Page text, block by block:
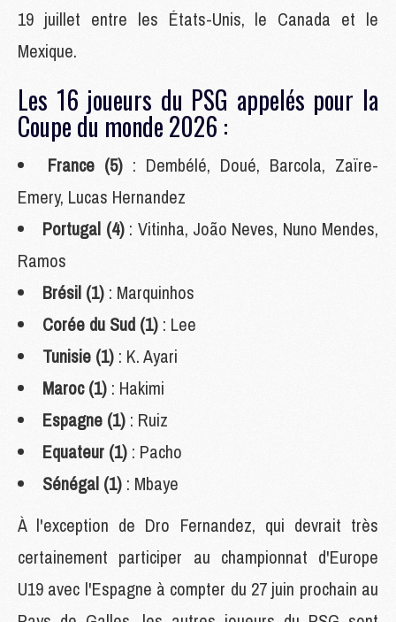
19 juillet entre les États-Unis, le Canada et le
Mexique.
Les 16 joueurs du PSG appelés pour la
Coupe du monde 2026 :
France (5) : Dembélé, Doué, Barcola, Zaïre-
Emery, Lucas Hernandez
Portugal (4): Vitinha, João Neves, Nuno Mendes,
Ramos
Brésil (1) : Marquinhos
Corée du Sud (1) : Lee
Tunisie (1) : K. Ayari
Maroc (1) : Hakimi
Espagne (1) : Ruiz
Equateur (1) : Pacho
Sénégal (1) : Mbaye
À l'exception de Dro Fernandez, qui devrait très
certainement participer au championnat d'Europe
U19 avec l'Espagne à compter du 27 juin prochain au